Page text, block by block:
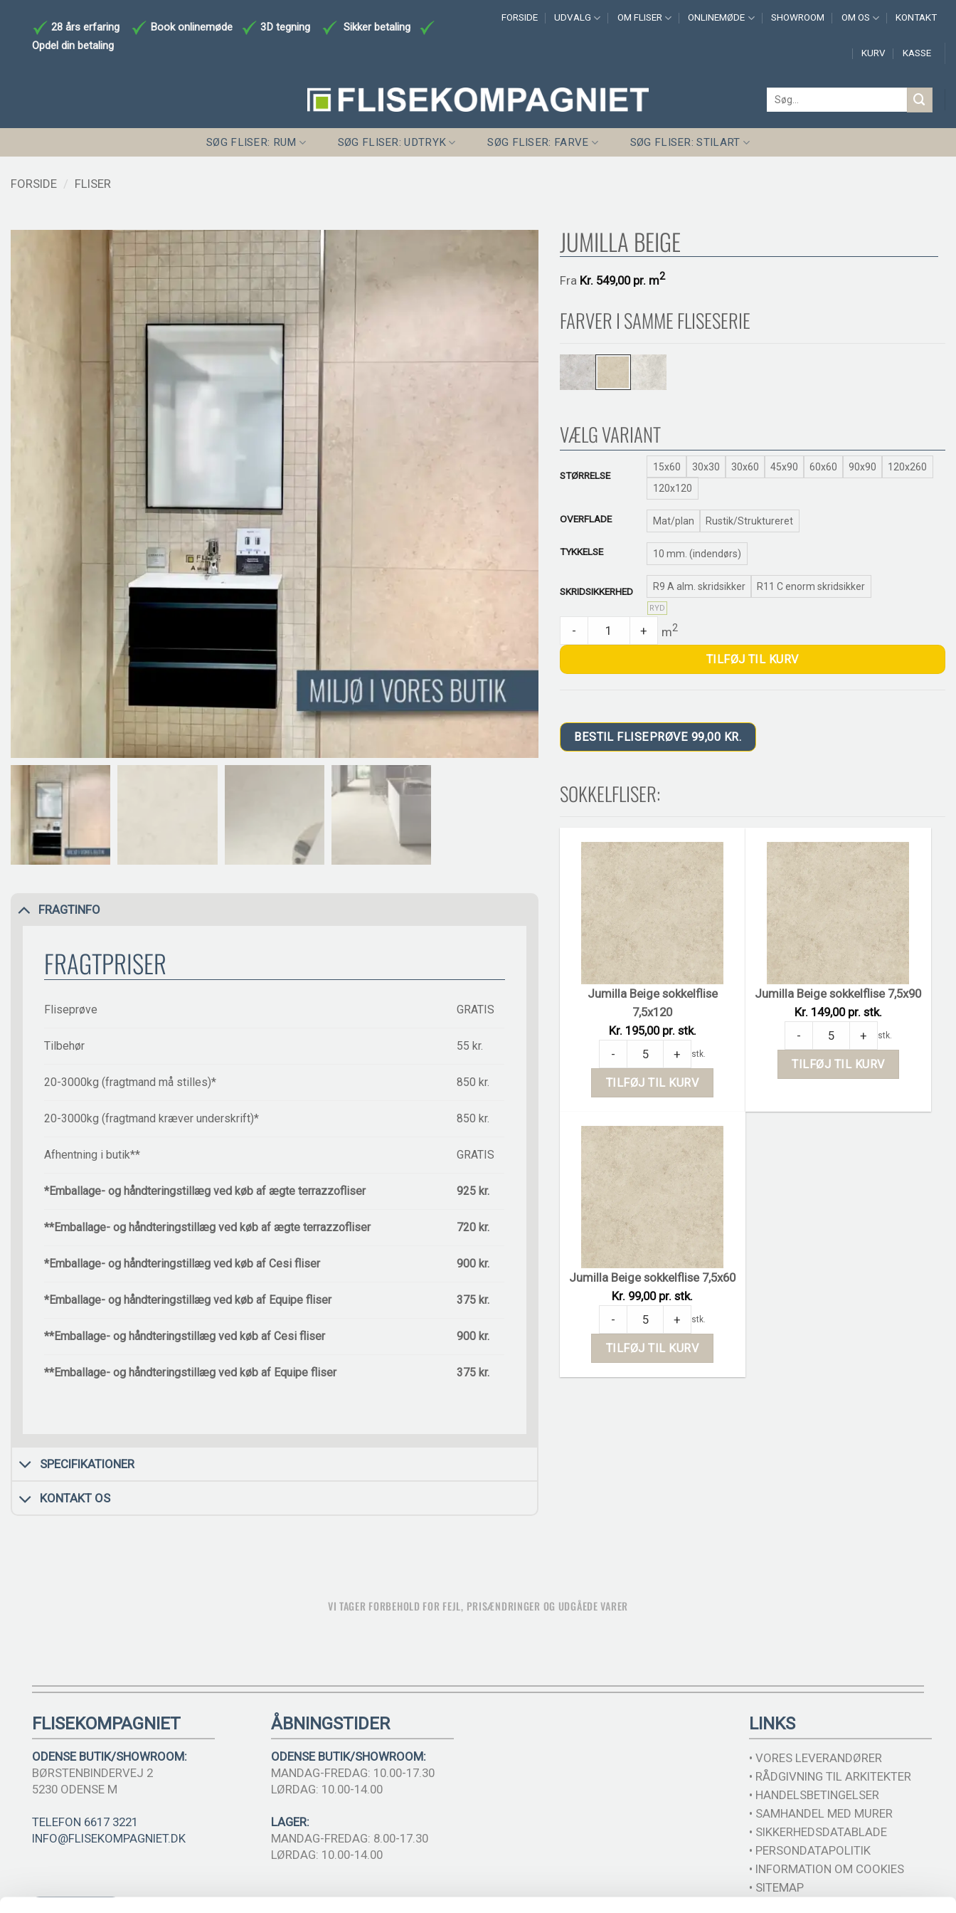
indhold
28 års erfaring Book onlinemøde 3D tegning
Sikker betaling
Opdel din betaling
FORSIDE UDVALG OM FLISER ONLINEMØDE SHOWROOM OM OS KONTAKT
KURV KASSE
Søg
efter:
SØG FLISER: RUM SØG FLISER: UDTRYK SØG FLISER: FARVE SØG FLISER: STILART
FORSIDE / FLISER
FRAGTINFO
FRAGTPRISER
Fliseprøve GRATIS
Tilbehør 55 kr.
20-3000kg (fragtmand må stilles)* 850 kr.
20-3000kg (fragtmand kræver underskrift)* 850 kr.
Afhentning i butik** GRATIS
*Emballage- og håndteringstillæg ved køb af ægte terrazzofliser 925 kr.
**Emballage- og håndteringstillæg ved køb af ægte terrazzofliser 720 kr.
*Emballage- og håndteringstillæg ved køb af Cesi fliser 900 kr.
*Emballage- og håndteringstillæg ved køb af Equipe fliser 375 kr.
**Emballage- og håndteringstillæg ved køb af Cesi fliser 900 kr.
**Emballage- og håndteringstillæg ved køb af Equipe fliser 375 kr.
SPECIFIKATIONER
KONTAKT OS
JUMILLA BEIGE
Fra Kr. 549,00 pr. m2
FARVER I SAMME FLISESERIE
VÆLG VARIANT
STØRRELSE
15x60 30x30 30x60 45x90 60x60 90x90
120x260
120x120
OVERFLADE Mat/plan Rustik/Struktureret
TYKKELSE 10 mm. (indendørs)
SKRIDSIKKERHED R9 A alm. skridsikker R11 C enorm skridsikker
RYD
Jumilla Beige quantity
- + m2
TILFØJ TIL KURV
BESTIL FLISEPRØVE 99,00 KR.
SOKKELFLISER:
Jumilla Beige sokkelflise
7,5x120
Kr. 195,00 pr. stk.
Jumilla Beige sokkelflise 7,5x120 quantity
- + stk.
TILFØJ TIL KURV
Jumilla Beige sokkelflise 7,5x90
Kr. 149,00 pr. stk.
Jumilla Beige sokkelflise 7,5x90
- + stk.
TILFØJ TIL KURV
Jumilla Beige sokkelflise 7,5x60
Kr. 99,00 pr. stk.
Jumilla Beige sokkelflise 7,5x60 quantity
- + stk.
TILFØJ TIL KURV
VI TAGER FORBEHOLD FOR FEJL, PRISÆNDRINGER OG UDGÅEDE VARER
FLISEKOMPAGNIET
ODENSE BUTIK/SHOWROOM:
BØRSTENBINDERVEJ 2
5230 ODENSE M
TELEFON 6617 3221
INFO@FLISEKOMPAGNIET.DK
ÅBNINGSTIDER
ODENSE BUTIK/SHOWROOM:
MANDAG-FREDAG: 10.00-17.30
LØRDAG: 10.00-14.00
LAGER:
MANDAG-FREDAG: 8.00-17.30
LØRDAG: 10.00-14.00
LINKS
• VORES LEVERANDØRER
• RÅDGIVNING TIL ARKITEKTER
• HANDELSBETINGELSER
• SAMHANDEL MED MURER
• SIKKERHEDSDATABLADE
• PERSONDATAPOLITIK
• INFORMATION OM COOKIES
• SITEMAP